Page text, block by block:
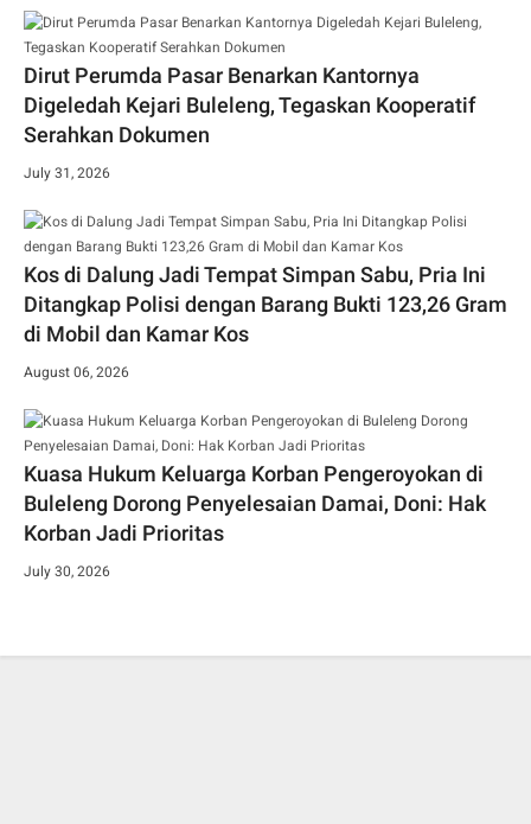
Dirut Perumda Pasar Benarkan Kantornya
Digeledah Kejari Buleleng, Tegaskan Kooperatif
Serahkan Dokumen
July 31, 2026
Kos di Dalung Jadi Tempat Simpan Sabu, Pria Ini
Ditangkap Polisi dengan Barang Bukti 123,26 Gram
di Mobil dan Kamar Kos
August 06, 2026
Kuasa Hukum Keluarga Korban Pengeroyokan di
Buleleng Dorong Penyelesaian Damai, Doni: Hak
Korban Jadi Prioritas
July 30, 2026